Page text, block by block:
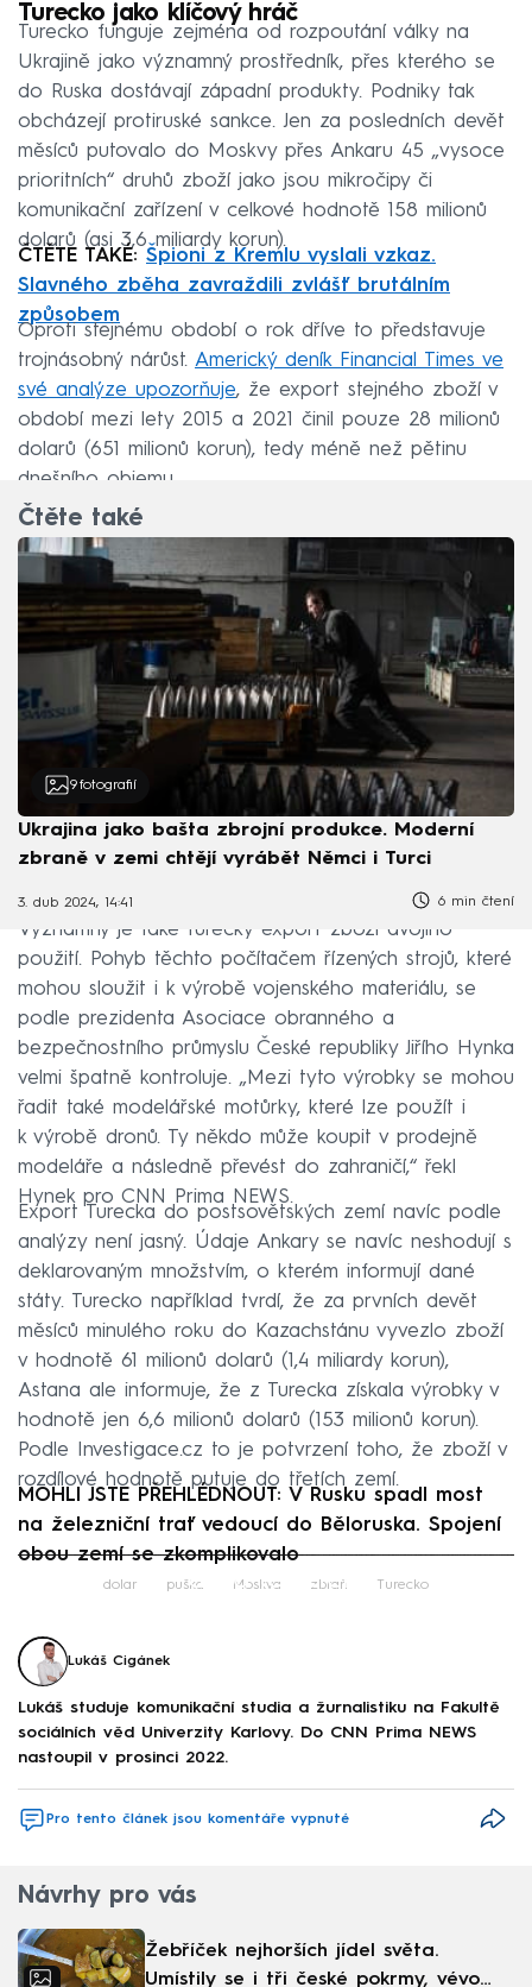
Turecko jako klíčový hráč
Turecko funguje zejména od rozpoutání války na
Ukrajině jako významný prostředník, přes kterého se
do Ruska dostávají západní produkty. Podniky tak
obcházejí protiruské sankce. Jen za posledních devět
měsíců putovalo do Moskvy přes Ankaru 45 „vysoce
prioritních“ druhů zboží jako jsou mikročipy či
komunikační zařízení v celkové hodnotě 158 milionů
dolarů (asi 3,6 miliardy korun).
ČTĚTE TAKÉ: Špioni z Kremlu vyslali vzkaz.
Slavného zběha zavraždili zvlášť brutálním
způsobem
Oproti stejnému období o rok dříve to představuje
trojnásobný nárůst. Americký deník Financial Times ve
své analýze upozorňuje, že export stejného zboží v
období mezi lety 2015 a 2021 činil pouze 28 milionů
dolarů (651 milionů korun), tedy méně než pětinu
dnešního objemu.
Čtěte také
9 fotografií
Ukrajina jako bašta zbrojní produkce. Moderní
zbraně v zemi chtějí vyrábět Němci i Turci
3. dub 2024, 14:41 6 min čtení
Významný je také turecký export zboží dvojího
použití. Pohyb těchto počítačem řízených strojů, které
mohou sloužit i k výrobě vojenského materiálu, se
podle prezidenta Asociace obranného a
bezpečnostního průmyslu České republiky Jiřího Hynka
velmi špatně kontroluje. „Mezi tyto výrobky se mohou
řadit také modelářské motůrky, které lze použít i
k výrobě dronů. Ty někdo může koupit v prodejně
modeláře a následně převést do zahraničí,“ řekl
Hynek pro CNN Prima NEWS.
Export Turecka do postsovětských zemí navíc podle
analýzy není jasný. Údaje Ankary se navíc neshodují s
deklarovaným množstvím, o kterém informují dané
státy. Turecko například tvrdí, že za prvních devět
měsíců minulého roku do Kazachstánu vyvezlo zboží
v hodnotě 61 milionů dolarů (1,4 miliardy korun),
Astana ale informuje, že z Turecka získala výrobky v
hodnotě jen 6,6 milionů dolarů (153 milionů korun).
Podle Investigace.cz to je potvrzení toho, že zboží v
rozdílové hodnotě putuje do třetích zemí.
MOHLI JSTE PŘEHLÉDNOUT: V Rusku spadl most
na železniční trať vedoucí do Běloruska. Spojení
obou zemí se zkomplikovalo
Failed to fetch
dolar puška Moskva zbraň Turecko
Lukáš Cigánek
Lukáš studuje komunikační studia a žurnalistiku na Fakultě
sociálních věd Univerzity Karlovy. Do CNN Prima NEWS
nastoupil v prosinci 2022.
Pro tento článek jsou komentáře vypnuté
Návrhy pro vás
Žebříček nejhorších jídel světa.
Umístily se i tři české pokrmy, vévodí